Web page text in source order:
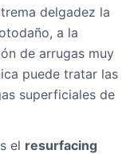
delgadez la
a la
de arrugas muy
puede tratar las
superficiales de
el resurfacing